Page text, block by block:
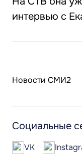
интервью с
Новости СМИ2
Социальные
VK